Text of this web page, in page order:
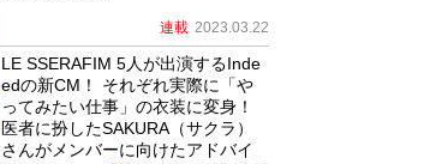
連載 2023.03.22
LE SSERAFIM 5人が出演するInde
edの新CM！ それぞれ実際に「や
ってみたい仕事」の衣装に変身！
医者に扮したSAKURA（サクラ）
さんがメンバーに向けたアドバイ